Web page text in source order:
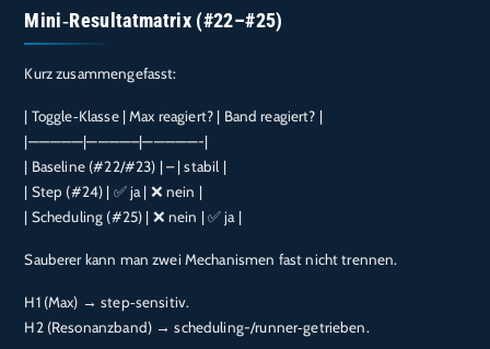
Mini‑Resultatmatrix (#22–#25)
Kurz zusammengefasst:
| Toggle‑Klasse | Max reagiert? | Band reagiert? |
|—————|————–|—————-|
| Baseline (#22/#23) | – | stabil |
| Step (#24) | ✅ ja | ❌ nein |
| Scheduling (#25) | ❌ nein | ✅ ja |
Sauberer kann man zwei Mechanismen fast nicht trennen.
H1 (Max) → step‑sensitiv.
H2 (Resonanzband) → scheduling-/runner‑getrieben.